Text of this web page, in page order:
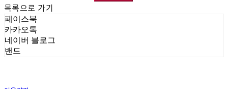
목록으로 가기
페이스북
카카오톡
네이버 블로그
밴드